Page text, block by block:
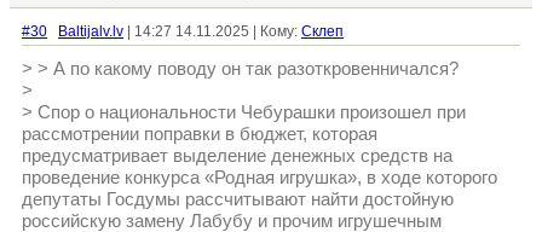
#30 Baltijalv.lv | 14:27 14.11.2025 | Кому: Склеп
> > А по какому поводу он так разоткровенничался?
>
> Спор о национальности Чебурашки произошел при
рассмотрении поправки в бюджет, которая
предусматривает выделение денежных средств на
проведение конкурса «Родная игрушка», в ходе которого
депутаты Госдумы рассчитывают найти достойную
российскую замену Лабубу и прочим игрушечным